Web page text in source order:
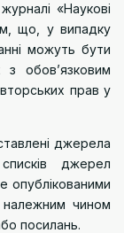
«Наукові
що, у випадку
можуть бути
обов’язковим
прав у
джерела
джерел
опублікованими
належним чином
посилань.